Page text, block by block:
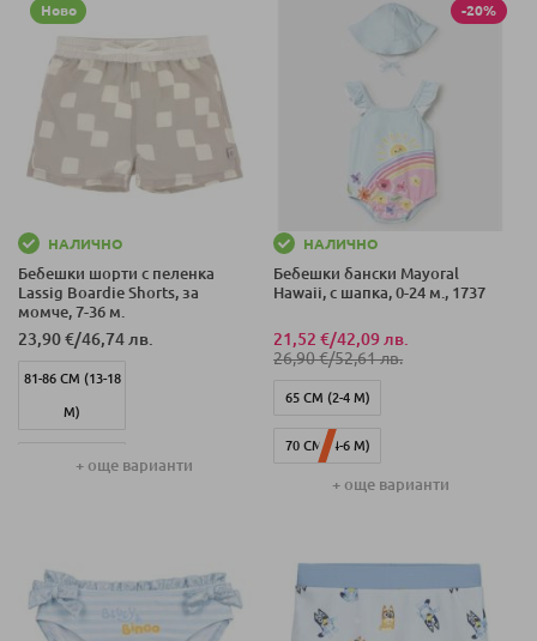
М)
Ново
НАЛИЧНО
Бебешки шорти с пеленка
Lassig Boardie Shorts, за
момче, 7-36 м.
23,90 €/46,74 лв.
81-86 СМ (13-18
М)
87-92 СМ (19-24
М)
74-80 СМ (7-12
+ още варианти
-20%
НАЛИЧНО
Бебешки бански Mayoral
Hawaii, с шапка, 0-24 м., 1737
21,52 €/42,09 лв.
26,90 €/52,61 лв.
65 СМ (2-4 М)
70 СМ (4-6 М)
75 СМ (6-9 М)
86 СМ (18-24 М)
+ още варианти